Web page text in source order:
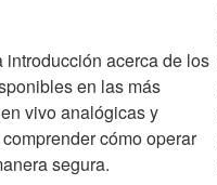
acerca de los
en las más
vivo analógicas y
cómo operar
segura.